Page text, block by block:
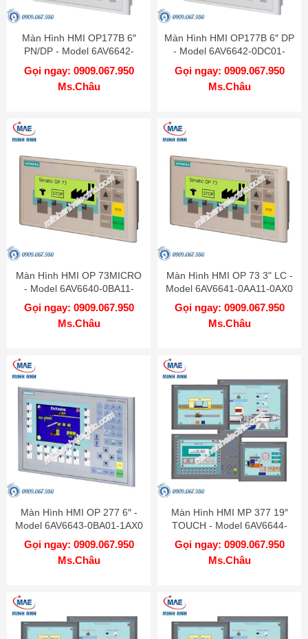
Màn Hình HMI OP177B 6″
PN/DP - Model 6AV6642-
0DA01-1AX1
Gọi ngay: 0909.067.950
Ms.Châu
Màn Hình HMI OP177B 6″ DP
- Model 6AV6642-0DC01-
1AX1
Gọi ngay: 0909.067.950
Ms.Châu
Màn Hình HMI OP 73MICRO
- Model 6AV6640-0BA11-
0AX0
Gọi ngay: 0909.067.950
Ms.Châu
Màn Hình HMI OP 73 3" LC -
Model 6AV6641-0AA11-0AX0
Gọi ngay: 0909.067.950
Ms.Châu
Màn Hình HMI OP 277 6″ -
Model 6AV6643-0BA01-1AX0
Gọi ngay: 0909.067.950
Ms.Châu
Màn Hình HMI MP 377 19″
TOUCH - Model 6AV6644-
0AC01-2AX1
Gọi ngay: 0909.067.950
Ms.Châu